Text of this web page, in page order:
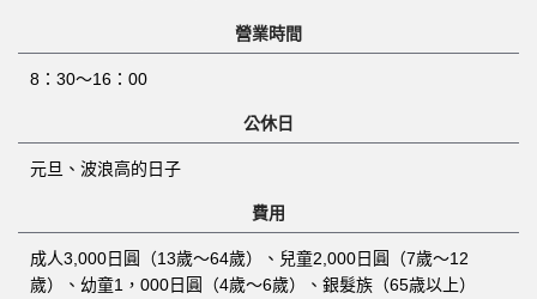
營業時間
8：30～16：00
公休日
元旦、波浪高的日子
費用
成人3,000日圓（13歲～64歲）、兒童2,000日圓（7歲～12
歲）、幼童1，000日圓（4歲～6歲）、銀髮族（65歳以上）